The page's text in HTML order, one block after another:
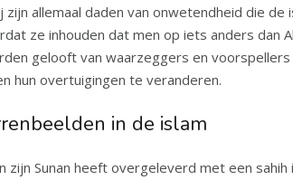
allemaal daden van onwetendheid die de
ze inhouden dat men op iets anders
gelooft van waarzeggers en
hun overtuigingen te veranderen.
in de islam
Sunan heeft overgeleverd met een